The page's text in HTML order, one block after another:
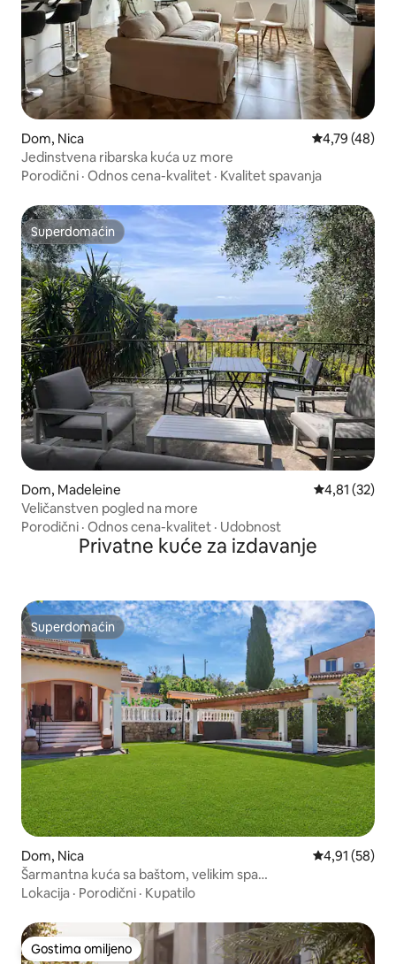
Dom, Nica Prosečna
4,79 (48)
Jedinstvena ribarska kuća uz more
Porodični · Odnos cena-kvalitet · Kvalitet spavanja
Superdomaćin
Superdomaćin
Dom, Madeleine Prosečna
4,81 (32)
Veličanstven pogled na more
Porodični · Odnos cena-kvalitet · Udobnost
Privatne kuće za izdavanje
Superdomaćin
Superdomaćin
Dom, Nica Prosečna
4,91 (58)
Šarmantna kuća sa baštom, velikim spa
centrom/bazenom
Lokacija · Porodični · Kupatilo
Gostima omiljeno
Gostima omiljeno